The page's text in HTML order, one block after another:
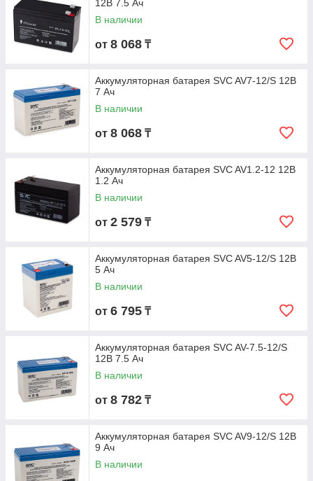
12В 7.5 Ач
В наличии
от 8 068 ₸
Аккумуляторная батарея SVC AV7-12/S 12В
7 Ач
В наличии
от 8 068 ₸
Аккумуляторная батарея SVC AV1.2-12 12В
1.2 Ач
В наличии
от 2 579 ₸
Аккумуляторная батарея SVC AV5-12/S 12В
5 Ач
В наличии
от 6 795 ₸
Аккумуляторная батарея SVC AV-7.5-12/S
12В 7.5 Ач
В наличии
от 8 782 ₸
Аккумуляторная батарея SVC AV9-12/S 12В
9 Ач
В наличии